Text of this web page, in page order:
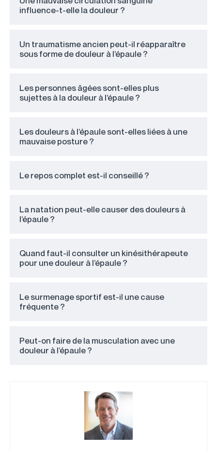
influence-t-elle la douleur ?
Un traumatisme ancien peut-il réapparaître
sous forme de douleur à l’épaule ?
Les personnes âgées sont-elles plus
sujettes à la douleur à l’épaule ?
Les douleurs à l’épaule sont-elles liées à une
mauvaise posture ?
Le repos complet est-il conseillé ?
La natation peut-elle causer des douleurs à
l’épaule ?
Quand faut-il consulter un kinésithérapeute
pour une douleur à l’épaule ?
Le surmenage sportif est-il une cause
fréquente ?
Peut-on faire de la musculation avec une
douleur à l’épaule ?